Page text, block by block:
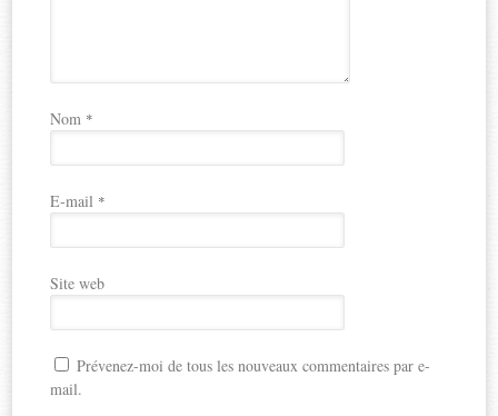
Nom *
E-mail *
Site web
Prévenez-moi de tous les nouveaux commentaires par e-
mail.